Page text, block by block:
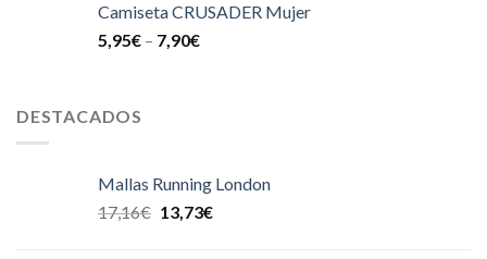
Camiseta CRUSADER Mujer
5,95€ – 7,90€
DESTACADOS
Mallas Running London
17,16€ 13,73€